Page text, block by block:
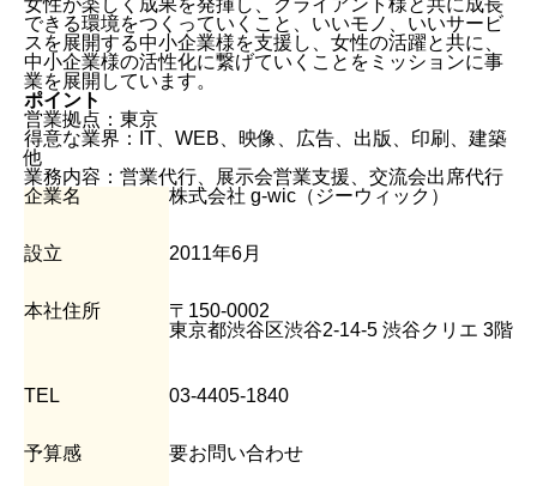
女性が楽しく成果を発揮し、クライアント様と共に成長
できる環境をつくっていくこと、いいモノ、いいサービ
スを展開する中小企業様を支援し、女性の活躍と共に、
中小企業様の活性化に繋げていくことをミッションに事
業を展開しています。
ポイント
営業拠点：東京
得意な業界：IT、WEB、映像、広告、出版、印刷、建築
他
業務内容：営業代行、展示会営業支援、交流会出席代行
企業名
株式会社 g-wic（ジーウィック）
設立 2011年6月
本社住所
〒150-0002
東京都渋谷区渋谷2-14-5 渋谷クリエ 3階
TEL 03-4405-1840
予算感 要お問い合わせ